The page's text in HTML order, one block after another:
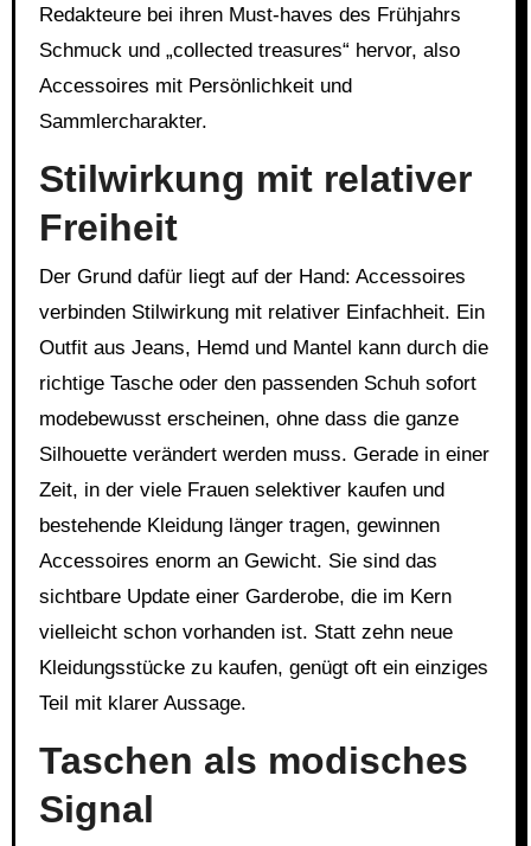
Redakteure bei ihren Must-haves des Frühjahrs
Schmuck und „collected treasures“ hervor, also
Accessoires mit Persönlichkeit und
Sammlercharakter.
Stilwirkung mit relativer
Freiheit
Der Grund dafür liegt auf der Hand: Accessoires
verbinden Stilwirkung mit relativer Einfachheit. Ein
Outfit aus Jeans, Hemd und Mantel kann durch die
richtige Tasche oder den passenden Schuh sofort
modebewusst erscheinen, ohne dass die ganze
Silhouette verändert werden muss. Gerade in einer
Zeit, in der viele Frauen selektiver kaufen und
bestehende Kleidung länger tragen, gewinnen
Accessoires enorm an Gewicht. Sie sind das
sichtbare Update einer Garderobe, die im Kern
vielleicht schon vorhanden ist. Statt zehn neue
Kleidungsstücke zu kaufen, genügt oft ein einziges
Teil mit klarer Aussage.
Taschen als modisches
Signal